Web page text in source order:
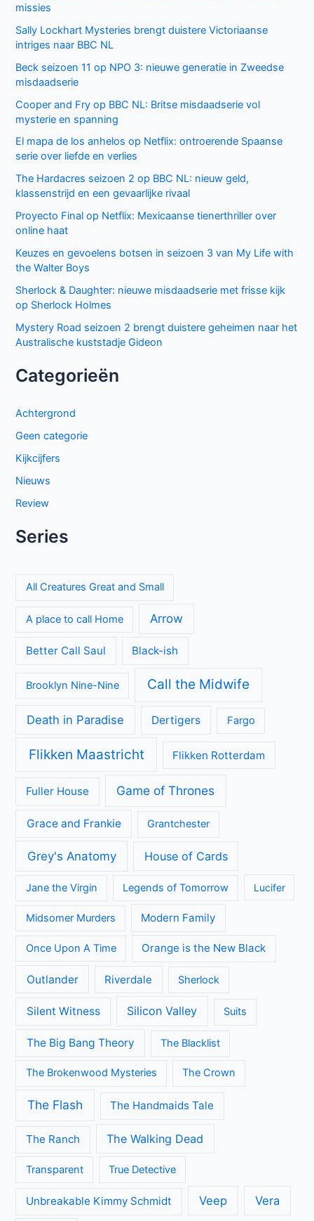
missies
Sally Lockhart Mysteries brengt duistere Victoriaanse
intriges naar BBC NL
Beck seizoen 11 op NPO 3: nieuwe generatie in Zweedse
misdaadserie
Cooper and Fry op BBC NL: Britse misdaadserie vol
mysterie en spanning
El mapa de los anhelos op Netflix: ontroerende Spaanse
serie over liefde en verlies
The Hardacres seizoen 2 op BBC NL: nieuw geld,
klassenstrijd en een gevaarlijke rivaal
Proyecto Final op Netflix: Mexicaanse tienerthriller over
online haat
Keuzes en gevoelens botsen in seizoen 3 van My Life with
the Walter Boys
Sherlock & Daughter: nieuwe misdaadserie met frisse kijk
op Sherlock Holmes
Mystery Road seizoen 2 brengt duistere geheimen naar het
Australische kuststadje Gideon
Categorieën
Achtergrond
Geen categorie
Kijkcijfers
Nieuws
Review
Series
All Creatures Great and Small
A place to call Home Arrow
Better Call Saul Black-ish
Brooklyn Nine-Nine Call the Midwife
Death in Paradise Dertigers Fargo
Flikken Maastricht Flikken Rotterdam
Fuller House Game of Thrones
Grace and Frankie Grantchester
Grey's Anatomy House of Cards
Jane the Virgin Legends of Tomorrow Lucifer
Midsomer Murders Modern Family
Once Upon A Time Orange is the New Black
Outlander Riverdale Sherlock
Silent Witness Silicon Valley Suits
The Big Bang Theory The Blacklist
The Brokenwood Mysteries The Crown
The Flash The Handmaids Tale
The Ranch The Walking Dead
Transparent True Detective
Unbreakable Kimmy Schmidt Veep Vera